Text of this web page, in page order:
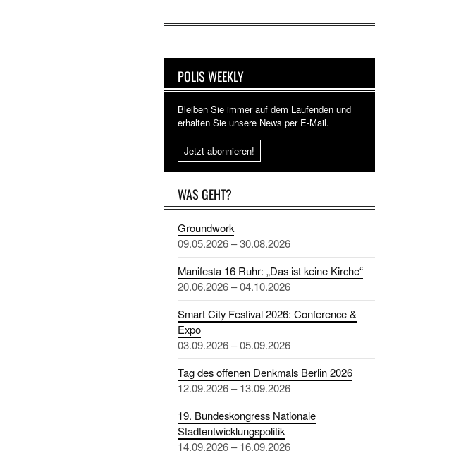
POLIS WEEKLY
Bleiben Sie immer auf dem Laufenden und
erhalten Sie unsere News per E-Mail.
Jetzt abonnieren!
WAS GEHT?
Groundwork
09.05.2026 – 30.08.2026
Manifesta 16 Ruhr: „Das ist keine Kirche“
20.06.2026 – 04.10.2026
Smart City Festival 2026: Conference &
Expo
03.09.2026 – 05.09.2026
Tag des offenen Denkmals Berlin 2026
12.09.2026 – 13.09.2026
19. Bundeskongress Nationale
Stadtentwicklungspolitik
14.09.2026 – 16.09.2026